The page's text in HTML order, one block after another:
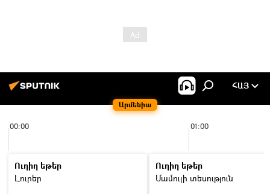
Արմենիա
ՀԱՅ
00:00 01:00
Ուղիղ եթեր
Լուրեր
Ուղիղ եթեր
Մամուլի տեսություն